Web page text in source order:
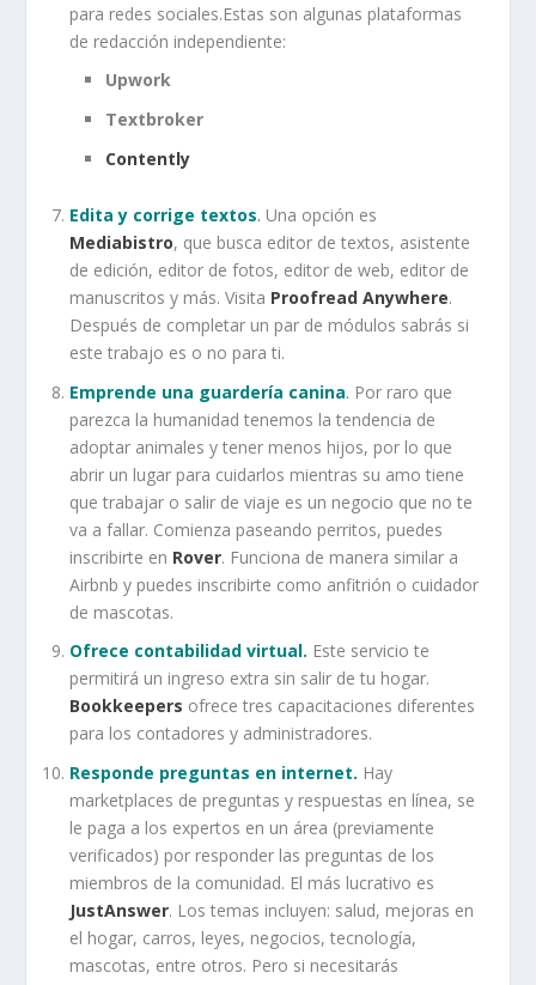
para redes sociales.Estas son algunas plataformas
de redacción independiente:
Upwork
Textbroker
Contently
Edita y corrige textos. Una opción es
Mediabistro, que busca editor de textos, asistente
de edición, editor de fotos, editor de web, editor de
manuscritos y más. Visita Proofread Anywhere.
Después de completar un par de módulos sabrás si
este trabajo es o no para ti.
Emprende una guardería canina. Por raro que
parezca la humanidad tenemos la tendencia de
adoptar animales y tener menos hijos, por lo que
abrir un lugar para cuidarlos mientras su amo tiene
que trabajar o salir de viaje es un negocio que no te
va a fallar. Comienza paseando perritos, puedes
inscribirte en Rover. Funciona de manera similar a
Airbnb y puedes inscribirte como anfitrión o cuidador
de mascotas.
Ofrece contabilidad virtual. Este servicio te
permitirá un ingreso extra sin salir de tu hogar.
Bookkeepers ofrece tres capacitaciones diferentes
para los contadores y administradores.
Responde preguntas en internet. Hay
marketplaces de preguntas y respuestas en línea, se
le paga a los expertos en un área (previamente
verificados) por responder las preguntas de los
miembros de la comunidad. El más lucrativo es
JustAnswer. Los temas incluyen: salud, mejoras en
el hogar, carros, leyes, negocios, tecnología,
mascotas, entre otros. Pero si necesitarás